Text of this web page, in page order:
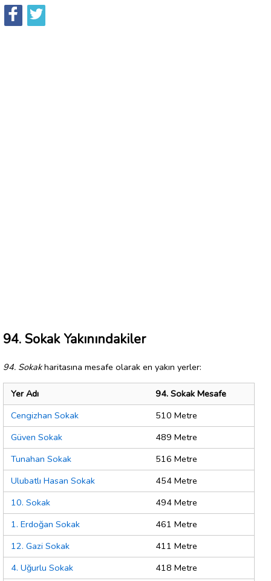
94. Sokak Yakınındakiler
94. Sokakharitasına mesafe olarak en yakın yerler:
Yer Adı
94. Sokak Mesafe
Cengizhan Sokak
510 Metre
Güven Sokak
489 Metre
Tunahan Sokak
516 Metre
Ulubatlı Hasan Sokak
454 Metre
10. Sokak
494 Metre
1. Erdoğan Sokak
461 Metre
12. Gazi Sokak
411 Metre
4. Uğurlu Sokak
418 Metre